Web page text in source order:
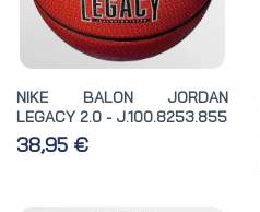
NIKE BALON JORDAN
LEGACY 2.0 - J.100.8253.855
38,95 €